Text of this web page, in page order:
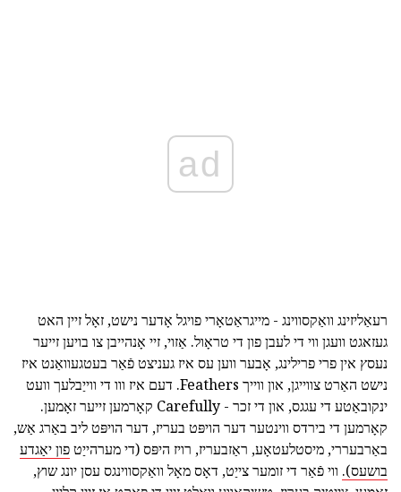
ad
רעאַליזינג וואַקסווינג - מייגראַטאָרי פויגל אָדער נישט, זאָל זיין האט
געזאגט וועגן ווי די לעבן פון די טראָול. אַזוי, זיי אָנהייבן צו בויען זייער
נעסץ אין פרי פרילינג, אָבער ווען עס איז געניצט פֿאַר בעטגעוואַנט איז
נישט האַרט צווייגן, און ווייך Feathers. דעם איז ווו די ווייַבלעך וועט
ינקובאַטע די עגגס, און די זכר - Carefully קאָרמען זייער זאָמען.
קאָרמען די בירדס ווינטער דער הויפּט בעריז, דער הויפּט ליב באַרג אַש,
באַרבעררי, מיסטלעטאָע, ראַזבעריז, רויז היפּס (די מערהייַטפון יאַגדע
בושעס). ווי פֿאַר די זומער צייַט, דאָס מאָל וואַקסווינגס עסן יונג שוץ,